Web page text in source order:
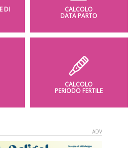
DI CALCOLO
DATA PARTO
CALCOLO
PERIODO FERTILE